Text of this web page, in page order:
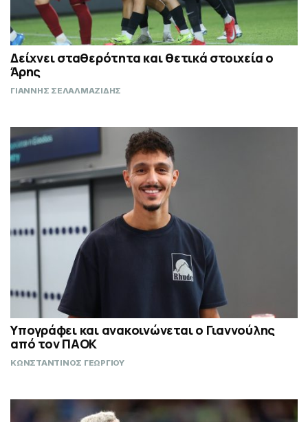
Δείχνει σταθερότητα και θετικά στοιχεία ο
Άρης
ΓΙΑΝΝΗΣ ΣΕΛΑΛΜΑΖΙΔΗΣ
Υπογράφει και ανακοινώνεται ο Γιαννούλης
από τον ΠΑΟΚ
ΚΩΝΣΤΑΝΤΙΝΟΣ ΓΕΩΡΓΙΟΥ